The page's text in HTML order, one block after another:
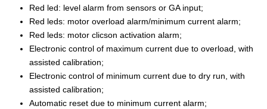
Red led: level alarm from sensors or GA input;
Red leds: motor overload alarm/minimum current alarm;
Red leds: motor clicson activation alarm;
Electronic control of maximum current due to overload, with
assisted calibration;
Electronic control of minimum current due to dry run, with
assisted calibration;
Automatic reset due to minimum current alarm;